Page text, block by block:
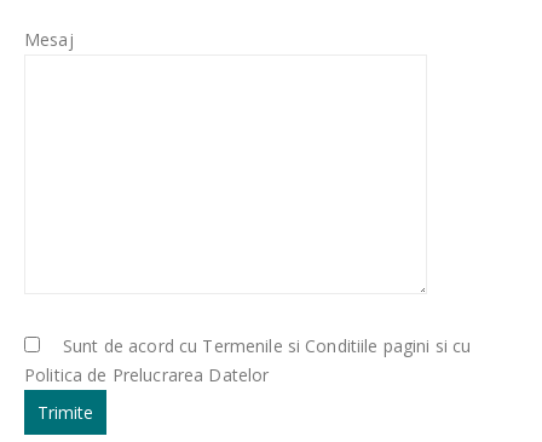
Mesaj
Sunt de acord cu Termenile si Conditiile pagini si cu
Politica de Prelucrarea Datelor